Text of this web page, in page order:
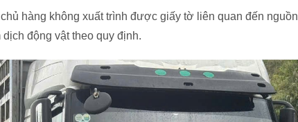
hàng không xuất trình được giấy tờ liên quan đến nguồn
động vật theo quy định.